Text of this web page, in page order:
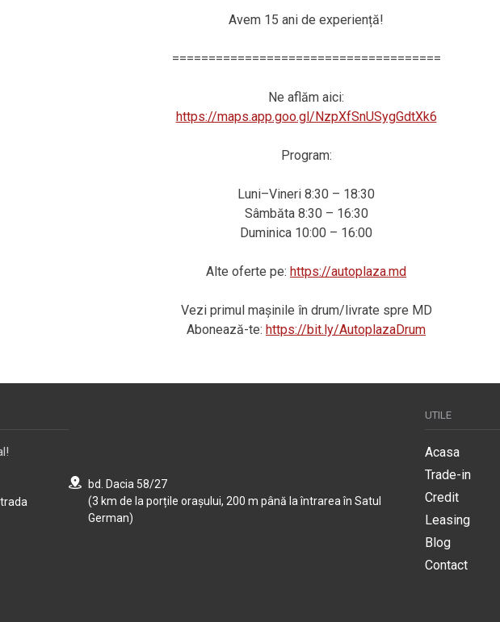
Avem 15 ani de experiență!
=====================================
Ne aflăm aici:
https://maps.app.goo.gl/NzpXfSnUSygGdtXk6
Program:
Luni–Vineri 8:30 – 18:30
Sâmbăta 8:30 – 16:30
Duminica 10:00 – 16:00
Alte oferte pe: https://autoplaza.md
Vezi primul mașinile în drum/livrate spre MD
Abonează-te: https://bit.ly/AutoplazaDrum
bd. Dacia 58/27
(3 km de la porțile orașului, 200 m până la întrarea în Satul
German)
UTILE
Acasa
Trade-in
Credit
Leasing
Blog
Contact